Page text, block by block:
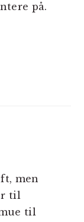
på.
men
til
til